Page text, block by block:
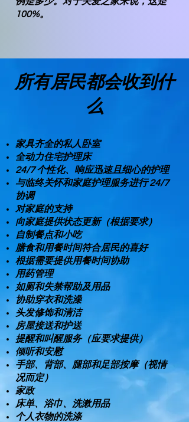
100%。
所有居民都会收到什
么
家具齐全的私人卧室
全动力住宅护理床
24/7 个性化、响应迅速且细心的护理
与临终关怀和家庭护理服务进行 24/7
协调
对家庭的支持
向家庭提供状态更新（根据要求）
自制餐点和小吃
膳食和用餐时间符合居民的喜好
根据需要提供用餐时间协助
用药管理
如厕和失禁帮助及用品
协助穿衣和洗澡
头发修饰和清洁
房屋接送和护送
提醒和叫醒服务（应要求提供）
倾听和安慰
手部、背部、腿部和足部按摩（视情
况而定）
家政
床单、浴巾、洗漱用品
个人衣物的洗涤